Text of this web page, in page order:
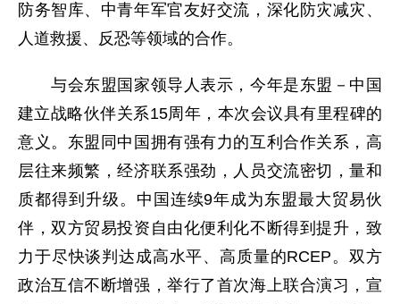
防务智库、中青年军官友好交流，深化防灾减灾、
人道救援、反恐等领域的合作。
与会东盟国家领导人表示，今年是东盟－中国
建立战略伙伴关系15周年，本次会议具有里程碑的
意义。东盟同中国拥有强有力的互利合作关系，高
层往来频繁，经济联系强劲，人员交流密切，量和
质都得到升级。中国连续9年成为东盟最大贸易伙
伴，双方贸易投资自由化便利化不断得到提升，致
力于尽快谈判达成高水平、高质量的RCEP。双方
政治互信不断增强，举行了首次海上联合演习，宣